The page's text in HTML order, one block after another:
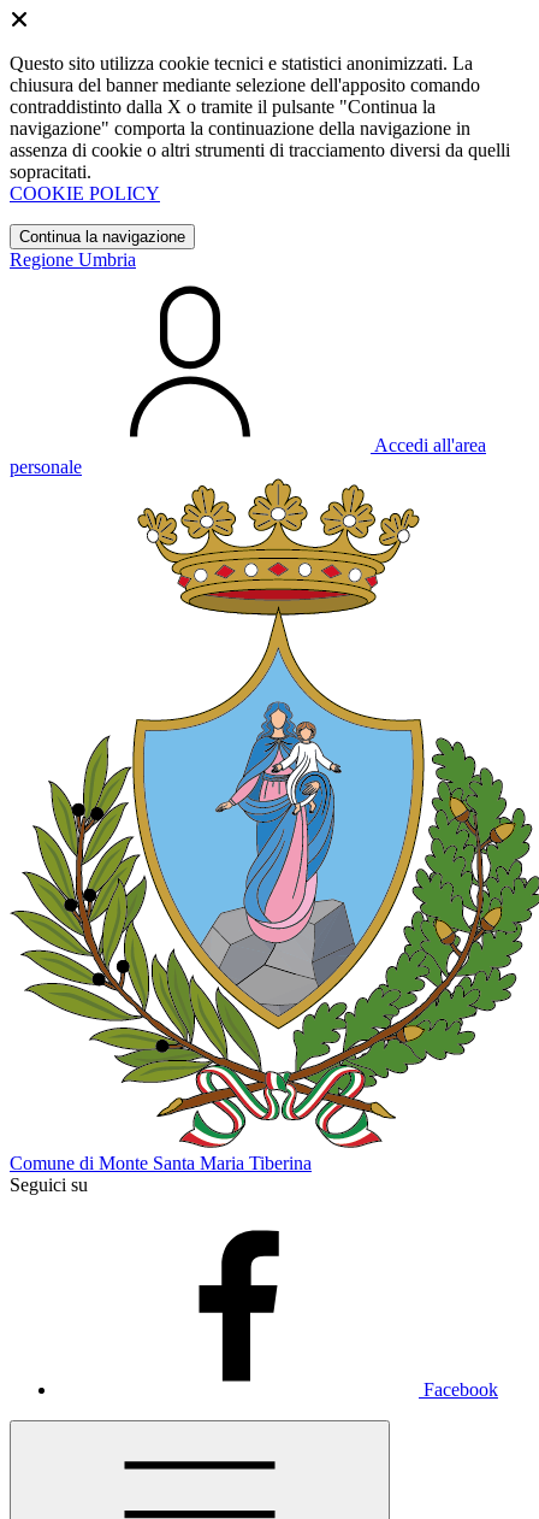
Questo sito utilizza cookie tecnici e statistici anonimizzati. La
chiusura del banner mediante selezione dell'apposito comando
contraddistinto dalla X o tramite il pulsante "Continua la
navigazione" comporta la continuazione della navigazione in
assenza di cookie o altri strumenti di tracciamento diversi da quelli
sopracitati.
COOKIE POLICY
Continua la navigazione
Regione Umbria
Accedi all'area
personale
Comune di Monte Santa Maria Tiberina
Seguici su
Facebook